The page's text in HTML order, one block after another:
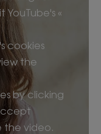
YouTube's «
cookies
the
by clicking
the video.